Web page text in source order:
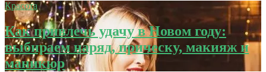
Красота
Как привлечь удачу в Новом году:
выбираем наряд, прическу, макияж и
маникюр